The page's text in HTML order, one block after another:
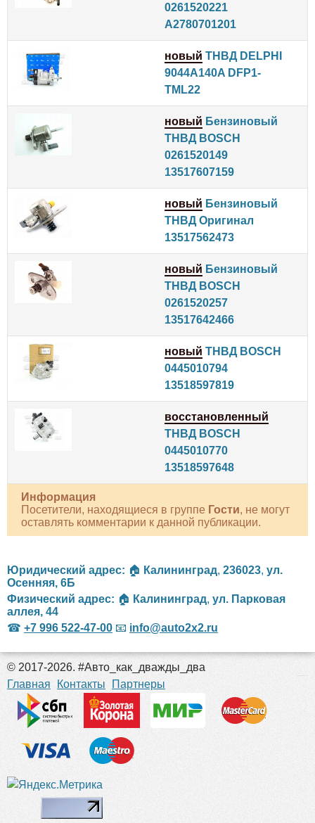
0261520221
A2780701201
новый ТНВД DELPHI
9044A140A DFP1-
TML22
новый Бензиновый
ТНВД BOSCH
0261520149
13517607159
новый Бензиновый
ТНВД Оригинал
13517562473
новый Бензиновый
ТНВД BOSCH
0261520257
13517642466
новый ТНВД BOSCH
0445010794
13518597819
восстановленный
ТНВД BOSCH
0445010770
13518597648
Информация
Посетители, находящиеся в группе Гости, не могут
оставлять комментарии к данной публикации.
Юридический адрес: 🏠 Калининград, 236023, ул.
Осенняя, 6Б
Физический адрес: 🏠 Калининград, ул. Парковая
аллея, 44
☎ +7 996 522-47-00 📧 info@auto2x2.ru
© 2017-2026. #Авто_как_дважды_два
Главная
Контакты Партнеры